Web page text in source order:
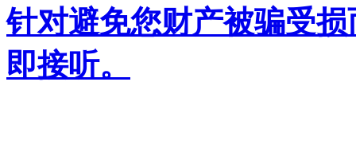
针对避免您财产被骗受
即接听。